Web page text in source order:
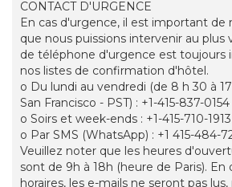
CONTACT D'URGENCE
En cas d'urgence, il est important de
que nous puissions intervenir au
de téléphone d'urgence est toujours
nos listes de confirmation d'hôtel.
o Du lundi au vendredi (de 8 h 30 à
San Francisco - PST) : +1-415-837-0154
o Soirs et week-ends : +1-415-710-1913
o Par SMS (WhatsApp) : +1 415-484-
Veuillez noter que les heures
sont de 9h à 18h (heure de Paris). En
horaires, les e-mails ne seront pas